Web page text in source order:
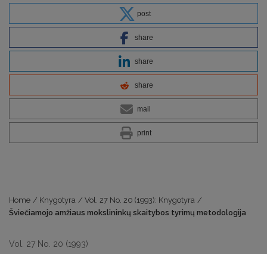
post
share
share
share
mail
print
Home / Knygotyra / Vol. 27 No. 20 (1993): Knygotyra /
Šviečiamojo amžiaus mokslininkų skaitybos tyrimų metodologija
Vol. 27 No. 20 (1993)